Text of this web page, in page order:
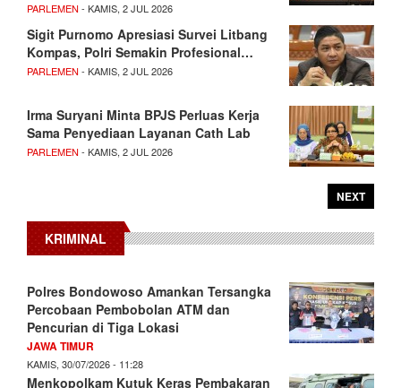
PARLEMEN - KAMIS, 2 JUL 2026
Sigit Purnomo Apresiasi Survei Litbang
Kompas, Polri Semakin Profesional…
PARLEMEN - KAMIS, 2 JUL 2026
Irma Suryani Minta BPJS Perluas Kerja
Sama Penyediaan Layanan Cath Lab
PARLEMEN - KAMIS, 2 JUL 2026
NEXT
KRIMINAL
Polres Bondowoso Amankan Tersangka
Percobaan Pembobolan ATM dan
Pencurian di Tiga Lokasi
JAWA TIMUR
KAMIS, 30/07/2026 - 11:28
Menkopolkam Kutuk Keras Pembakaran